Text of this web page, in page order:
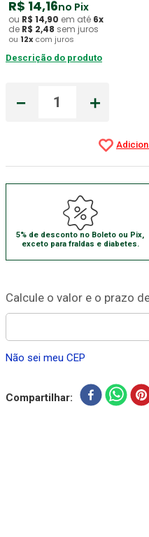
R$ 14,16no Pix
ou R$ 14,90 em até 6x
de R$ 2,48 sem juros
ou 12x com juros
Descrição do produto
＋
－
5% de desconto no Boleto ou Pix,
exceto para fraldas e diabetes.
Não sei meu CEP
Compartilhar
7 Absorvente Geriatrico
Gaze Esteril
Cadeira Banho